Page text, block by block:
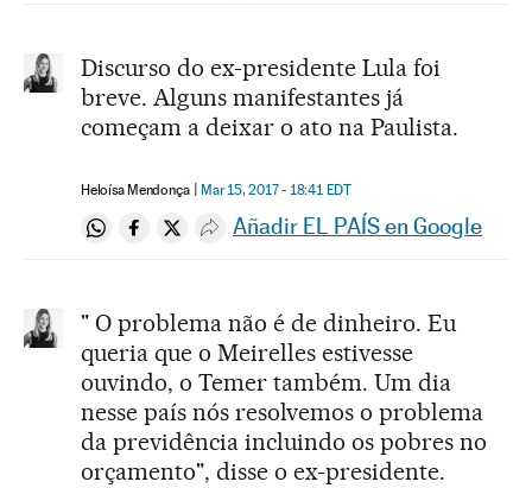
Discurso do ex-presidente Lula foi
breve. Alguns manifestantes já
começam a deixar o ato na Paulista.
Heloísa Mendonça Mar 15, 2017 - 18:41 EDT
Compartir en Whatsapp
Compartir en Facebook
Compartir en Twitter
Desplegar Redes Sociales
Añadir EL PAÍS en Google
" O problema não é de dinheiro. Eu
queria que o Meirelles estivesse
ouvindo, o Temer também. Um dia
nesse país nós resolvemos o problema
da previdência incluindo os pobres no
orçamento", disse o ex-presidente.